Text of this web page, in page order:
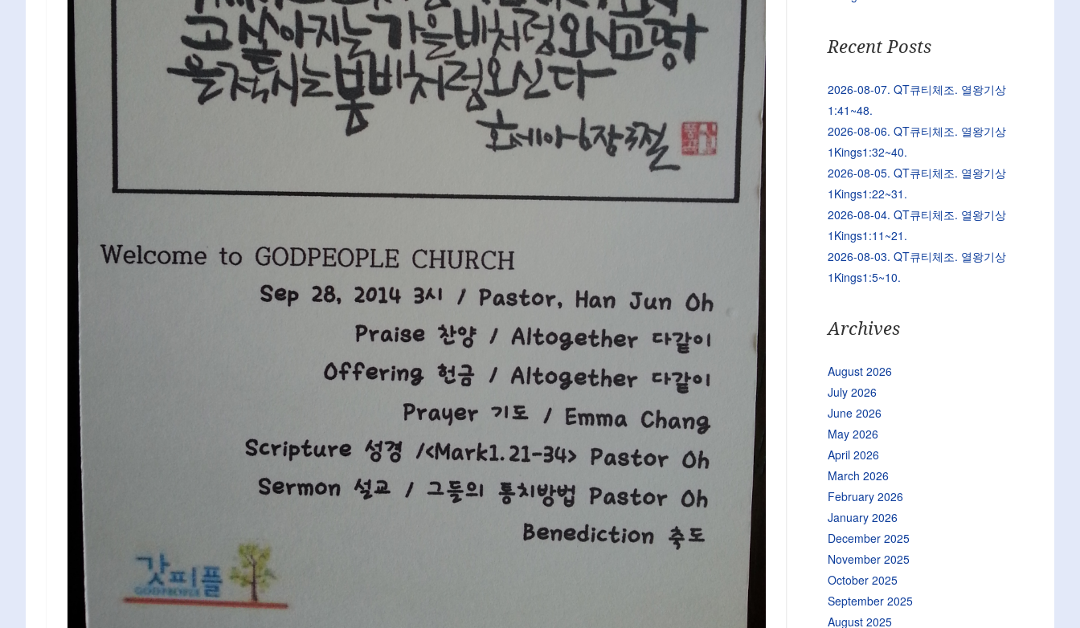
Recent Posts
2026-08-07. QT큐티체조. 열왕기상
1:41~48.
2026-08-06. QT큐티체조. 열왕기상
1Kings1:32~40.
2026-08-05. QT큐티체조. 열왕기상
1Kings1:22~31.
2026-08-04. QT큐티체조. 열왕기상
1Kings1:11~21.
2026-08-03. QT큐티체조. 열왕기상
1Kings1:5~10.
Archives
August 2026
July 2026
June 2026
May 2026
April 2026
March 2026
February 2026
January 2026
December 2025
November 2025
October 2025
September 2025
August 2025